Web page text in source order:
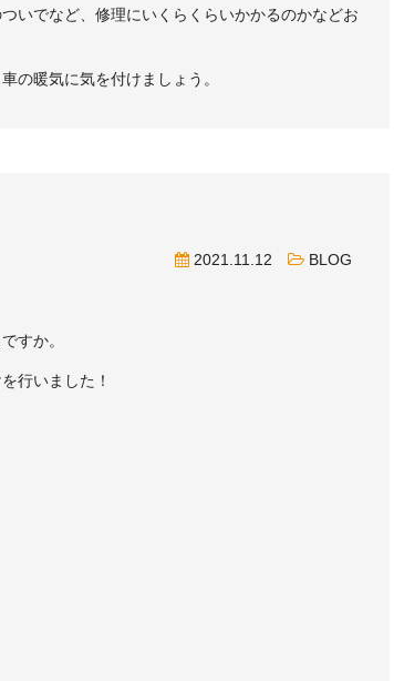
いでなど、修理にいくらくらいかかるのかなどお
の暖気に気を付けましょう。
2021.11.12 BLOG
すか。
行いました！